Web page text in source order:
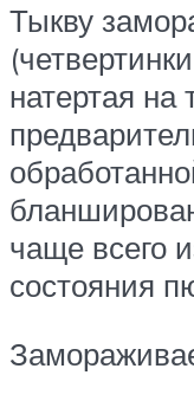
Тыкву
натертая на
чаще всего
состояния